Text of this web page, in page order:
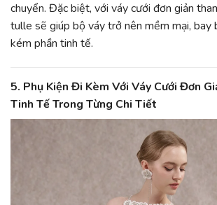
chuyển. Đặc biệt, với váy cưới đơn giản
tulle sẽ giúp bộ váy trở nên mềm mại, bay
kém phần tinh tế.
5. Phụ Kiện Đi Kèm Với Váy Cưới Đơn
Tinh Tế Trong Từng Chi Tiết